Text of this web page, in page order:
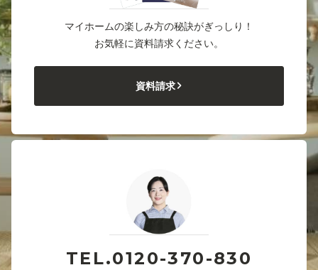
マイホームの楽しみ方の秘訣がぎっしり！
お気軽に資料請求ください。
資料請求
TEL.0120-370-830